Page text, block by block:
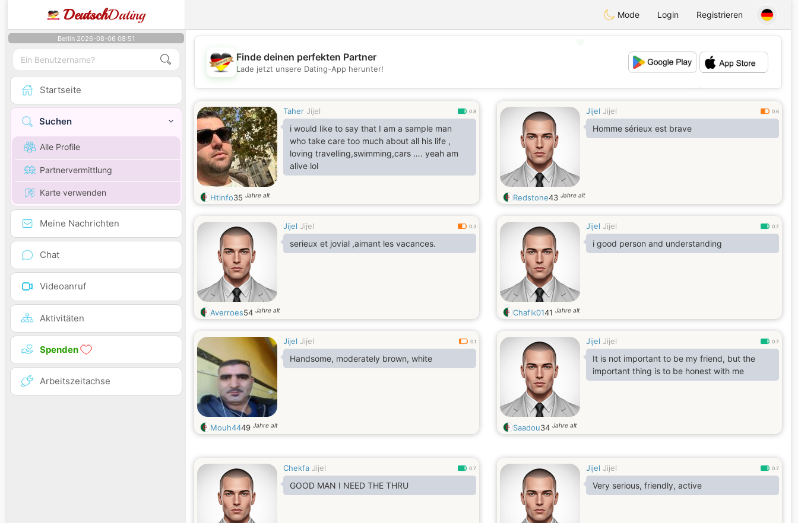
DeutschDating Mode Login Registrieren
Berlin 2026-08-06 08:51
Startseite
Suchen
Alle Profile
Partnervermittlung
Karte verwenden
Meine Nachrichten
Chat
Videoanruf
Aktivitäten
Spenden
Arbeitszeitachse
💖
💕
Finde deinen perfekten Partner
Lade jetzt unsere Dating-App herunter!
Taher Jijel 0.8
i would like to say that I am a sample man
who take care too much about all his life ,
loving travelling,swimming,cars …. yeah am
alive lol
Htinfo35 Jahre alt
Jijel Jijel 0.6
Homme sérieux est brave
Redstone43 Jahre alt
Jijel Jijel 0.3
serieux et jovial ,aimant les vacances.
Averroes54 Jahre alt
Jijel Jijel 0.7
i good person and understanding
Chafik0141 Jahre alt
Jijel Jijel 0.1
Handsome, moderately brown, white
Mouh4449 Jahre alt
Jijel Jijel 0.7
It is not important to be my friend, but the
important thing is to be honest with me
Saadou34 Jahre alt
Chekfa Jijel 0.7
GOOD MAN I NEED THE THRU
Jijel Jijel 0.7
Very serious, friendly, active